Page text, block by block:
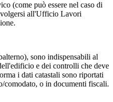
(come può essere nel caso di
all'Ufficio Lavori
sono indispensabili al
e dei controlli che deve
i dati catastali sono riportati
o in documenti fiscali.